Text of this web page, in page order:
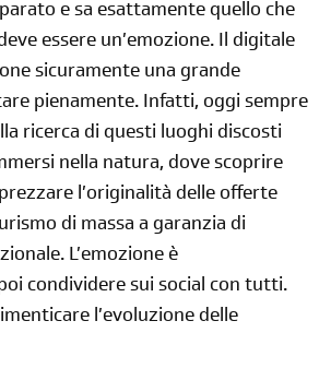
e sa esattamente quello che
essere un’emozione. Il digitale
sicuramente una grande
pienamente. Infatti, oggi sempre
ricerca di questi luoghi discosti
nella natura, dove scoprire
l’originalità delle offerte
di massa a garanzia di
L’emozione è
condividere sui social con tutti.
l’evoluzione delle